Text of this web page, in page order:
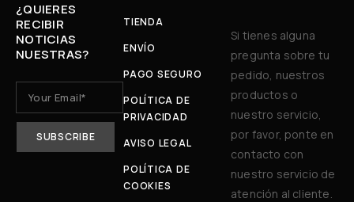
¿QUIERES
RECIBIR
NOTICIAS
NUESTRAS?
TIENDA
ENVÍO
PAGO SEGURO
POLÍTICA DE
PRIVACIDAD
AVISO LEGAL
POLÍTICA DE
COOKIES
Si tienes alguna
pregunta sobre tu
pedido, nuestros
productos o
nuestro servicio,
por favor, ponte en
contacto con
nuestro servicio de
atención al cliente.